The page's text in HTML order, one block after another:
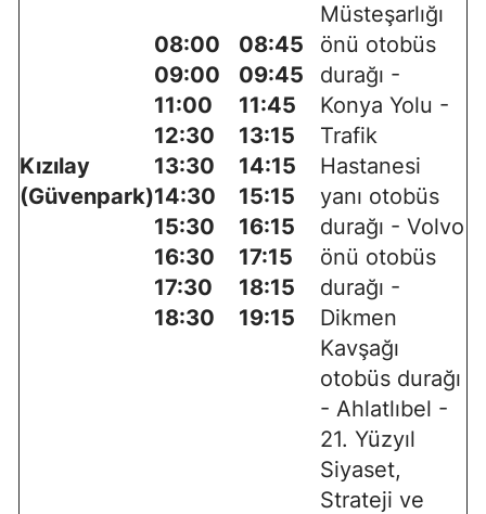
Kızılay
(Güvenpark)
08:00
09:00
11:00
12:30
13:30
14:30
15:30
16:30
17:30
18:30
08:45
09:45
11:45
13:15
14:15
15:15
16:15
17:15
18:15
19:15
Müsteşarlığı
önü otobüs
durağı -
Konya Yolu -
Trafik
Hastanesi
yanı otobüs
durağı - Volvo
önü otobüs
durağı -
Dikmen
Kavşağı
otobüs durağı
- Ahlatlıbel -
21. Yüzyıl
Siyaset,
Strateji ve